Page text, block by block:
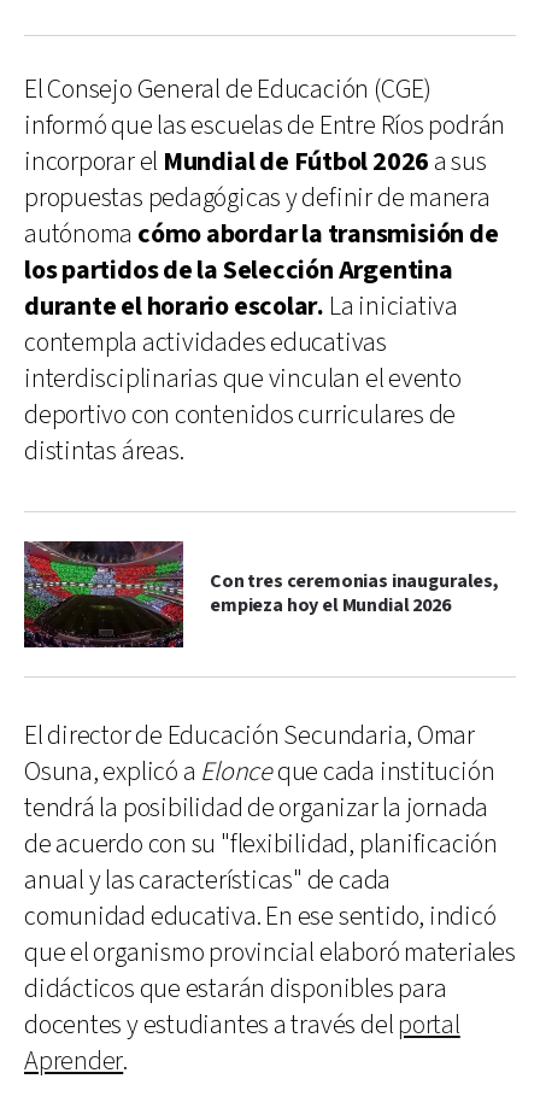
El Consejo General de Educación (CGE)
informó que las escuelas de Entre Ríos podrán
incorporar el Mundial de Fútbol 2026 a sus
propuestas pedagógicas y definir de manera
autónoma cómo abordar la transmisión de
los partidos de la Selección Argentina
durante el horario escolar. La iniciativa
contempla actividades educativas
interdisciplinarias que vinculan el evento
deportivo con contenidos curriculares de
distintas áreas.
Con tres ceremonias inaugurales,
empieza hoy el Mundial 2026
El director de Educación Secundaria, Omar
Osuna, explicó a Elonceque cada institución
tendrá la posibilidad de organizar la jornada
de acuerdo con su "flexibilidad, planificación
anual y las características" de cada
comunidad educativa. En ese sentido, indicó
que el organismo provincial elaboró materiales
didácticos que estarán disponibles para
docentes y estudiantes a través del portal
Aprender.